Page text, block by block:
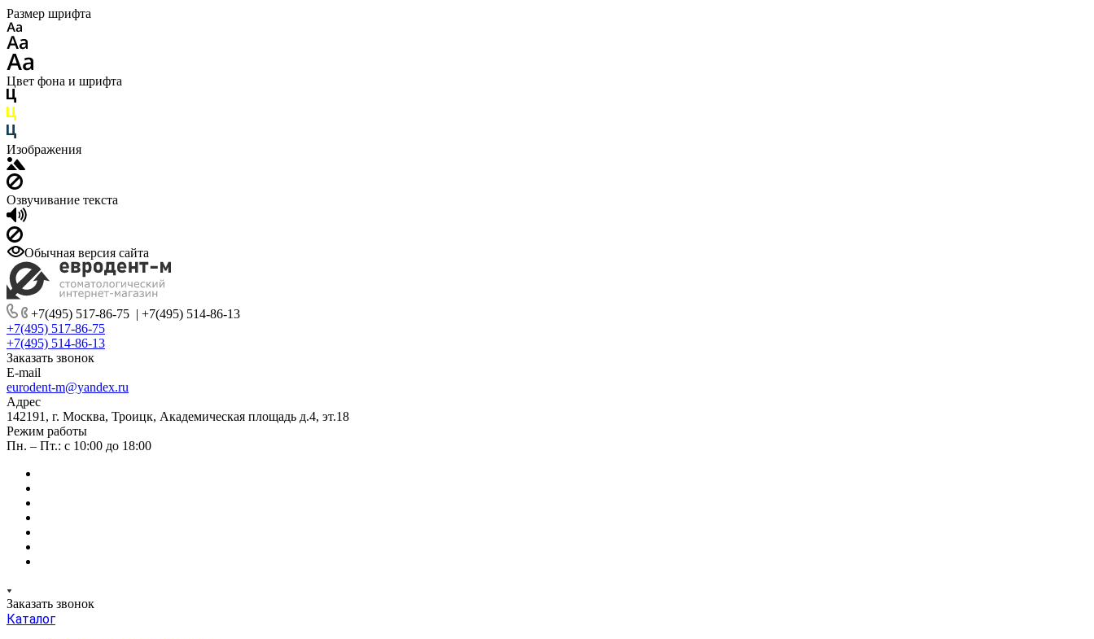
Размер шрифта
Цвет фона и шрифта
Изображения
Озвучивание текста
Обычная версия сайта
+7(495) 517-86-75 | +7(495) 514-86-13
+7(495) 517-86-75
+7(495) 514-86-13
Заказать звонок
E-mail
eurodent-m@yandex.ru
Адрес
142191, г. Москва, Троицк, Академическая площадь д.4, эт.18
Режим работы
Пн. – Пт.: с 10:00 до 18:00
Заказать звонок
Каталог